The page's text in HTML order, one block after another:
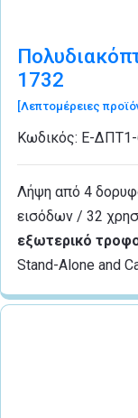
1732
[Λεπτομέρειες
Κωδικός: Ε-
Λήψη από 4
εισόδων / 32
εξωτερικό
Stand-Alone and